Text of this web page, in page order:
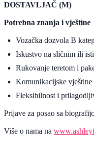
DOSTAVLJAČ (M)
Potrebna znanja i vještine
Vozačka dozvola B
Iskustvo na sličnim ili
Rukovanje teretom i
Komunikacijske
Fleksibilnost i
Prijave za posao sa
Više o nama na